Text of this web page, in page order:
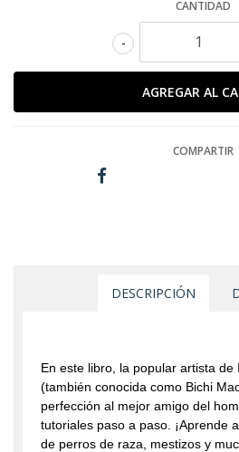
CANTIDAD
-
COMPARTIR
DESCRIPCIÓN
En este libro, la popular artista de
(también conocida como Bichi
perfección al mejor amigo del
tutoriales paso a paso. ¡Aprende
de perros de raza, mestizos y